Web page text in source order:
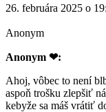
26. februára 2025 o
Anonym
Anonym ❤:
Ahoj, vôbec to není
aspoň trošku zlepšiť
kebyže sa máš vrátiť